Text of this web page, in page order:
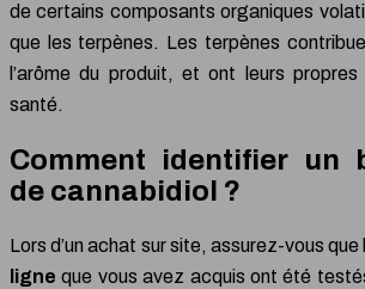
de certains composants organiques
que les terpènes. Les terpènes
l’arôme du produit, et ont leurs
santé.
Comment identifier un
de cannabidiol ?
Lors d’un achat sur site, assurez-vous
ligne que vous avez acquis ont été